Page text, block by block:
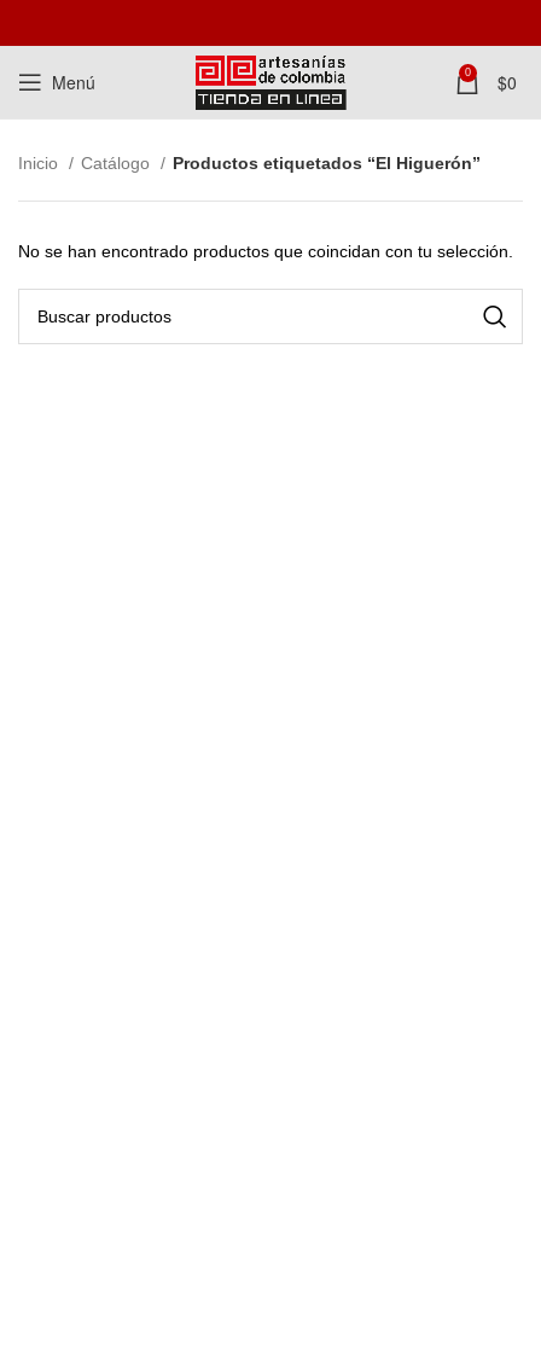
Menú 0 $0
Inicio Catálogo Productos etiquetados “El Higuerón”
No se han encontrado productos que coincidan con tu selección.